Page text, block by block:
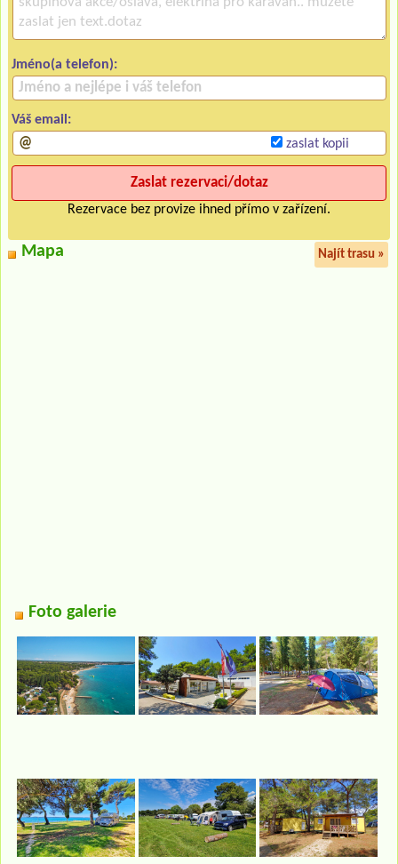
Jméno(a telefon):
Váš email:
zaslat kopii
Rezervace bez provize ihned přímo v zařízení.
Mapa Najít trasu »
Foto galerie